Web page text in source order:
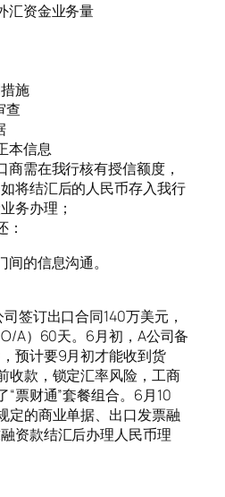
汇资金业务量
施
查
本信息
需在我行核有授信额度，
将结汇后的人民币存入我行
务办理；
间的信息沟通。
签订出口合同140万美元，
A）60天。6月初，A公司备
预计要9月初才能收到货
收款，锁定汇率风险，工商
“票财通”套餐组合。6月10
定的商业单据、出口发票融
资款结汇后办理人民币理